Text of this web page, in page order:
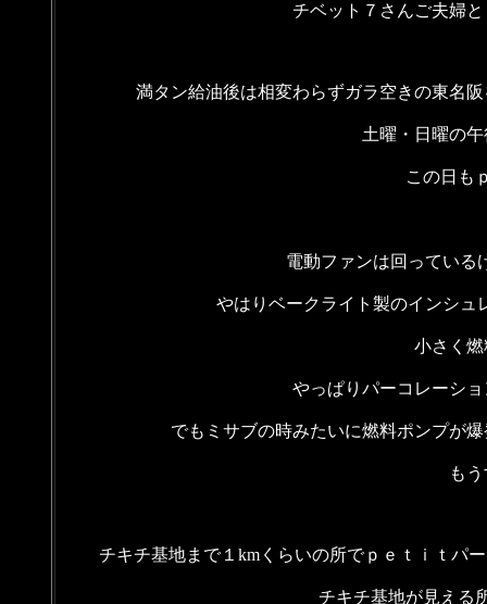
チベット７さんご夫婦
満タン給油後は相変わらずガラ空きの東名
土曜・日曜の
この日も
電動ファンは回っている
やはりベークライト製のインシ
小さく
やっぱりパーコレーシ
でもミサブの時みたいに燃料ポンプが
も
チキチ基地まで１kmくらいの所でｐｅｔｉｔパ
チキチ基地が見える